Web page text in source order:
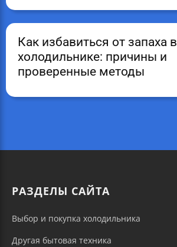
Как избавиться от запаха в
холодильнике: причины и
проверенные методы
РАЗДЕЛЫ САЙТА
Выбор и покупка холодильника
Другая бытовая техника